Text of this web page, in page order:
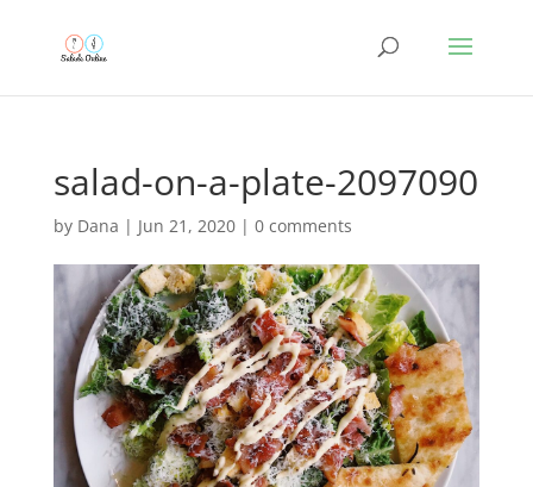
salad-on-a-plate-2097090
by Dana | Jun 21, 2020| 0 comments